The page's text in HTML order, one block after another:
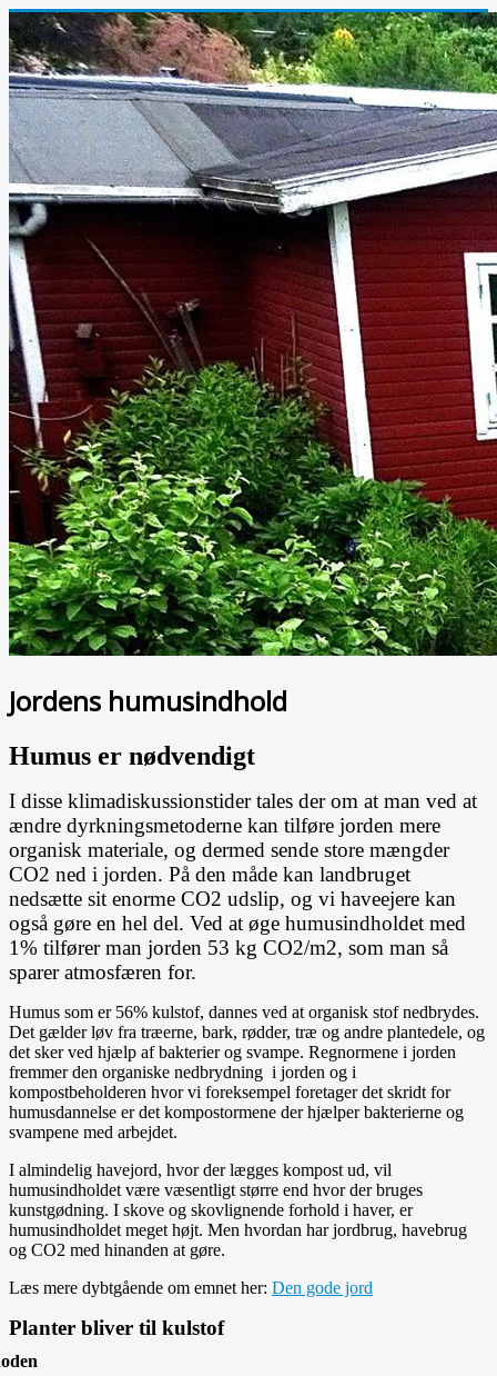
Jordens humusindhold
Humus er nødvendigt
I disse klimadiskussionstider tales der om at man ved at
ændre dyrkningsmetoderne kan tilføre jorden mere
organisk materiale, og dermed sende store mængder
CO2 ned i jorden. På den måde kan landbruget
nedsætte sit enorme CO2 udslip, og vi haveejere kan
også gøre en hel del. Ved at øge humusindholdet med
1% tilfører man jorden 53 kg CO2/m2, som man så
sparer atmosfæren for.
Humus som er 56% kulstof, dannes ved at organisk stof nedbrydes.
Det gælder løv fra træerne, bark, rødder, træ og andre plantedele, og
det sker ved hjælp af bakterier og svampe. Regnormene i jorden
fremmer den organiske nedbrydning i jorden og i
kompostbeholderen hvor vi foreksempel foretager det skridt for
humusdannelse er det kompostormene der hjælper bakterierne og
svampene med arbejdet.
I almindelig havejord, hvor der lægges kompost ud, vil
humusindholdet være væsentligt større end hvor der bruges
kunstgødning. I skove og skovlignende forhold i haver, er
humusindholdet meget højt. Men hvordan har jordbrug, havebrug
og CO2 med hinanden at gøre.
Læs mere dybtgående om emnet her: Den gode jord
Planter bliver til kulstof